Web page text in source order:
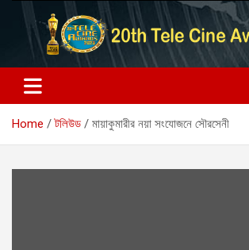
টেলি সিনে
Entertainment News Portal
Home টলিউড মায়াকুমারীর নয়া সংযোজনে সৌরসেনী